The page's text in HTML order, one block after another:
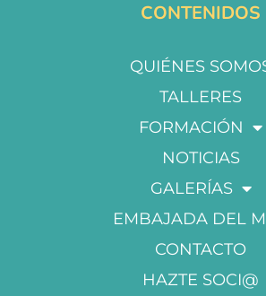
CONTENIDOS
QUIÉNES
TALLERES
FORMACIÓN
NOTICIAS
GALERÍAS
EMBAJADA DEL
CONTACTO
HAZTE SOCI@